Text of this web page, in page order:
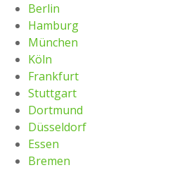
Berlin
Hamburg
München
Köln
Frankfurt
Stuttgart
Dortmund
Düsseldorf
Essen
Bremen